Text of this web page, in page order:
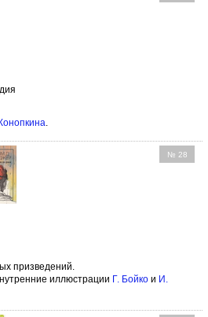
.
№ 28
призведений.
иллюстрации Г. Бойко и И.